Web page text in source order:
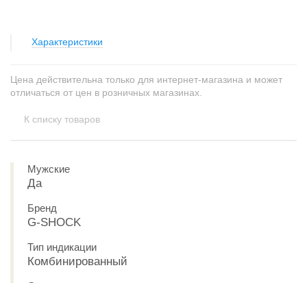
Характеристики
Цена действительна только для интернет-магазина и может
отличаться от цен в розничных магазинах.
К списку товаров
Мужские
Да
Бренд
G-SHOCK
Тип индикации
Комбинированный